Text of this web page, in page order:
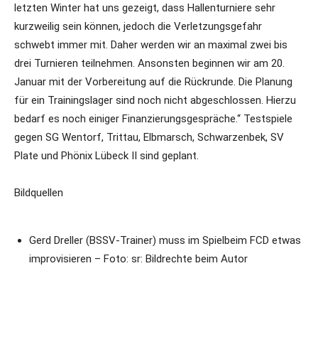
letzten Winter hat uns gezeigt, dass Hallenturniere sehr
kurzweilig sein können, jedoch die Verletzungsgefahr
schwebt immer mit. Daher werden wir an maximal zwei bis
drei Turnieren teilnehmen. Ansonsten beginnen wir am 20.
Januar mit der Vorbereitung auf die Rückrunde. Die Planung
für ein Trainingslager sind noch nicht abgeschlossen. Hierzu
bedarf es noch einiger Finanzierungsgespräche.“ Testspiele
gegen SG Wentorf, Trittau, Elbmarsch, Schwarzenbek, SV
Plate und Phönix Lübeck II sind geplant.
Bildquellen
Gerd Dreller (BSSV-Trainer) muss im Spielbeim FCD etwas
improvisieren – Foto: sr: Bildrechte beim Autor